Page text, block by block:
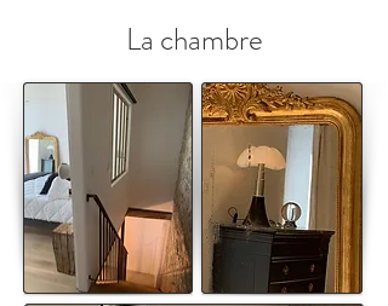
La chambre